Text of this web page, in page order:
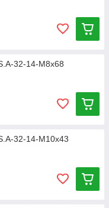
32-14-M8x68
32-14-M10x43